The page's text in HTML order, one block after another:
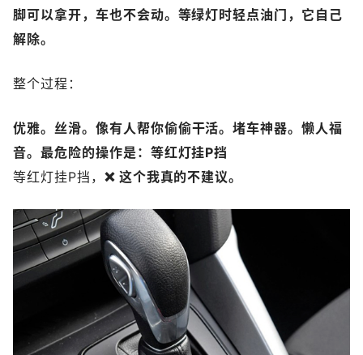
脚可以拿开，车也不会动。等绿灯时轻点油门，它自己
解除。
整个过程：
优雅。 丝滑。 像有人帮你偷偷干活。堵车神器。懒人福
音。 最危险的操作是：等红灯挂P挡
等红灯挂P挡， ❌ 这个我真的不建议。